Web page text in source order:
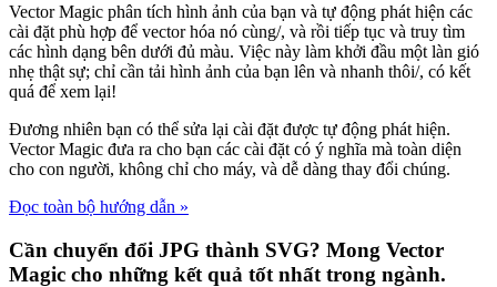
Vector Magic phân tích hình ảnh của bạn và tự động phát hiện các
cài đặt phù hợp để vector hóa nó cùng/, và rồi tiếp tục và truy tìm
các hình dạng bên dưới đủ màu. Việc này làm khởi đầu một làn gió
nhẹ thật sự; chỉ cần tải hình ảnh của bạn lên và nhanh thôi/, có kết
quá để xem lại!
Đương nhiên bạn có thể sửa lại cài đặt được tự động phát hiện.
Vector Magic đưa ra cho bạn các cài đặt có ý nghĩa mà toàn diện
cho con người, không chỉ cho máy, và dễ dàng thay đổi chúng.
Đọc toàn bộ hướng dẫn »
Cần chuyển đổi JPG thành SVG? Mong Vector
Magic cho những kết quả tốt nhất trong ngành.